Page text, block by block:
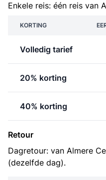
Enkele reis: één reis van
KORTING
Volledig tarief
20% korting
40% korting
Retour
Dagretour: van Almere
(dezelfde dag).